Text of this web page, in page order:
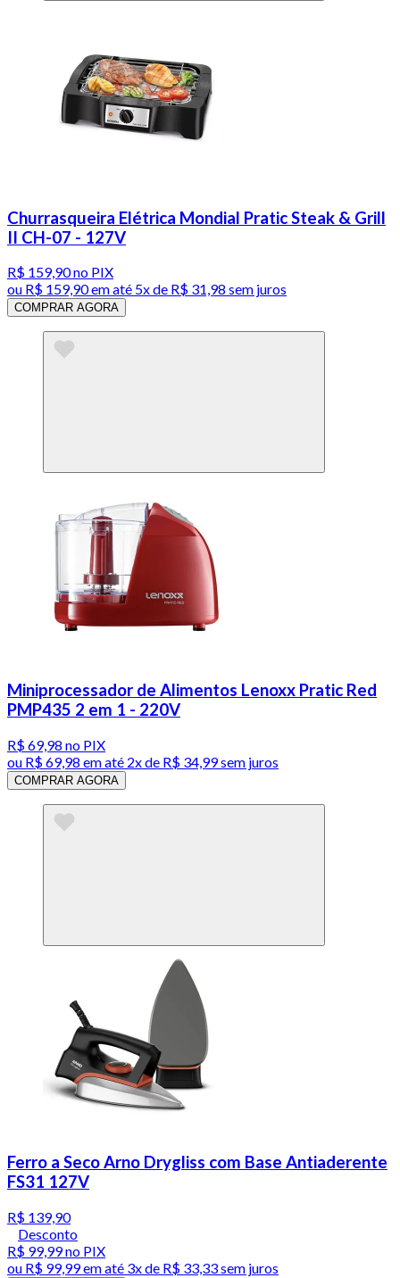
Churrasqueira Elétrica Mondial Pratic Steak & Grill
II CH-07 - 127V
R$ 159,90no PIX
ou R$ 159,90em até 5x de R$ 31,98 sem juros
COMPRAR AGORA
Miniprocessador de Alimentos Lenoxx Pratic Red
PMP435 2 em 1 - 220V
R$ 69,98 no PIX
ou R$ 69,98 em até 2x de R$ 34,99 sem juros
COMPRAR AGORA
Ferro a Seco Arno Drygliss com Base Antiaderente
FS31 127V
R$ 139,90
Desconto
R$ 99,99no PIX
ou R$ 99,99em até 3x de R$ 33,33 sem juros